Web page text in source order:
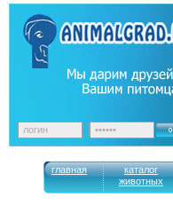
главная
каталог
животных